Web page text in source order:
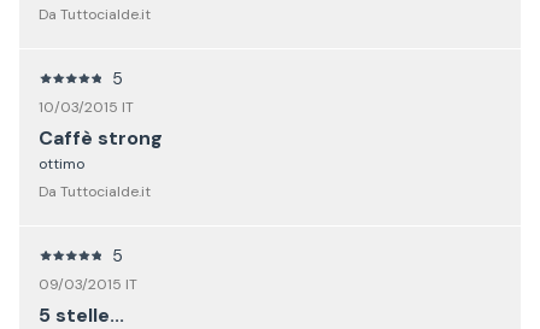
Da Tuttocialde.it
5
10/03/2015 IT
Caffè strong
ottimo
Da Tuttocialde.it
5
09/03/2015 IT
5 stelle...